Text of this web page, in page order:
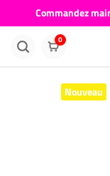
Commandez
0
Nouveau